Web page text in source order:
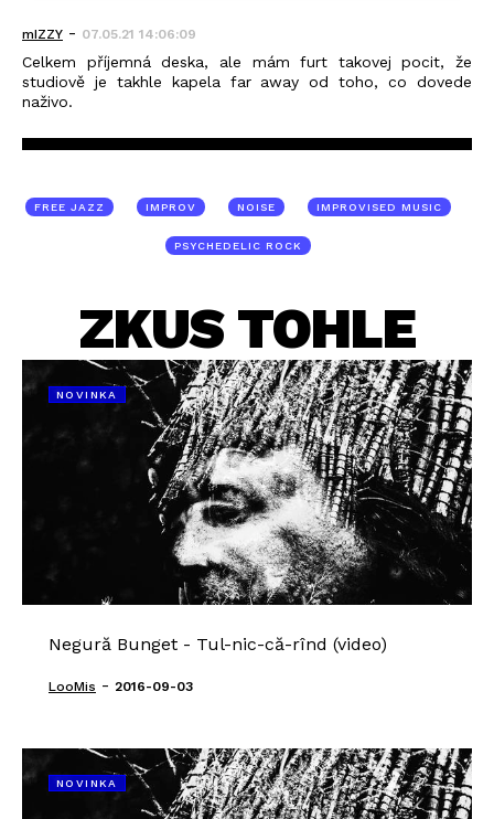
mIZZY - 07.05.21 14:06:09
Celkem příjemná deska, ale mám furt takovej pocit, že
studiově je takhle kapela far away od toho, co dovede
naživo.
FREE JAZZ IMPROV NOISE IMPROVISED MUSIC
PSYCHEDELIC ROCK
ZKUS TOHLE
NOVINKA
Negură Bunget - Tul-nic-că-rînd (video)
LooMis - 2016-09-03
NOVINKA